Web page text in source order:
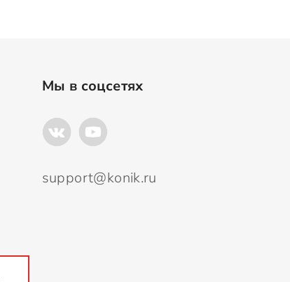
Мы в соцсетях
support@konik.ru